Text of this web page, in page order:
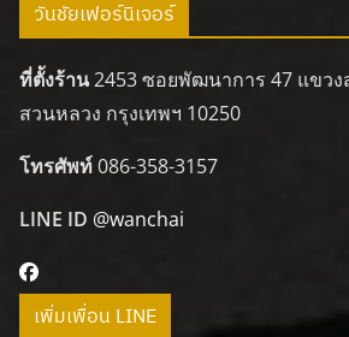
วันชัยเฟอร์นิเจอร์
ที่ตั้งร้าน2453 ซอยพัฒนาการ 47 แขวง
สวนหลวง กรุงเทพฯ 10250
โทรศัพท์086-358-3157
LINE ID @wanchai
เพิ่มเพื่อน LINE